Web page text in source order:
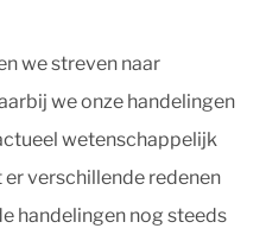
we streven naar
we onze handelingen
wetenschappelijk
verschillende redenen
handelingen nog steeds